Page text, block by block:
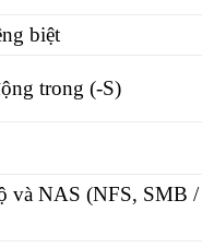
biệt
trong (-S)
và NAS (NFS, SMB /